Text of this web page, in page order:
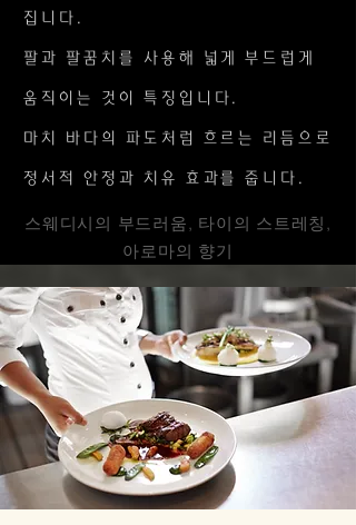
집니다.
팔과 팔꿈치를 사용해 넓게 부드럽게
움직이는 것이 특징입니다.
마치 바다의 파도처럼 흐르는 리듬으로
정서적 안정과 치유 효과를 줍니다.
스웨디시의 부드러움, 타이의 스트레칭,
아로마의 향기